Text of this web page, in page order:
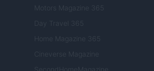
Motors Magazine 365
Day Travel 365
Home Magazine 365
Cineverse Magazine